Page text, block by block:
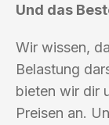
Und das
Wir wissen,
Belastung
bieten wir dir
Preisen an.